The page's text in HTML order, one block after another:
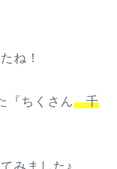
ね！
『ちくさん千